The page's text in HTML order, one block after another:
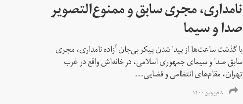
نامداری، مجری سابق و ممنوع‌التصویر
صدا و سیما
با گذشت ساعت‌ها از پیدا شدن پیکر بی‌جان آزاده نامداری، مجری
سابق صدا و سیمای جمهوری اسلامی، در خانه‌اش واقع در غرب
تهران، مقام‌های انتظامی و قضایی...
۸ فروردین ۱۴۰۰